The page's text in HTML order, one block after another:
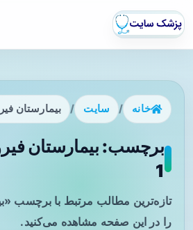
خانه / سایت / بیمارستان
برچسب: بیمارستان
1
تازه‌ترین مطالب مرتبط با برچسب
را در این صفحه مشاهده می‌کنید.